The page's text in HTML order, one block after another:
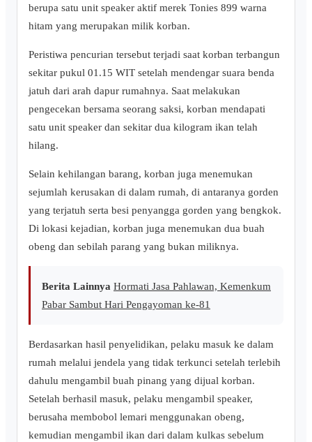
berupa satu unit speaker aktif merek Tonies 899 warna
hitam yang merupakan milik korban.
Peristiwa pencurian tersebut terjadi saat korban terbangun
sekitar pukul 01.15 WIT setelah mendengar suara benda
jatuh dari arah dapur rumahnya. Saat melakukan
pengecekan bersama seorang saksi, korban mendapati
satu unit speaker dan sekitar dua kilogram ikan telah
hilang.
Selain kehilangan barang, korban juga menemukan
sejumlah kerusakan di dalam rumah, di antaranya gorden
yang terjatuh serta besi penyangga gorden yang bengkok.
Di lokasi kejadian, korban juga menemukan dua buah
obeng dan sebilah parang yang bukan miliknya.
Berita Lainnya Hormati Jasa Pahlawan, Kemenkum
Pabar Sambut Hari Pengayoman ke-81
Berdasarkan hasil penyelidikan, pelaku masuk ke dalam
rumah melalui jendela yang tidak terkunci setelah terlebih
dahulu mengambil buah pinang yang dijual korban.
Setelah berhasil masuk, pelaku mengambil speaker,
berusaha membobol lemari menggunakan obeng,
kemudian mengambil ikan dari dalam kulkas sebelum